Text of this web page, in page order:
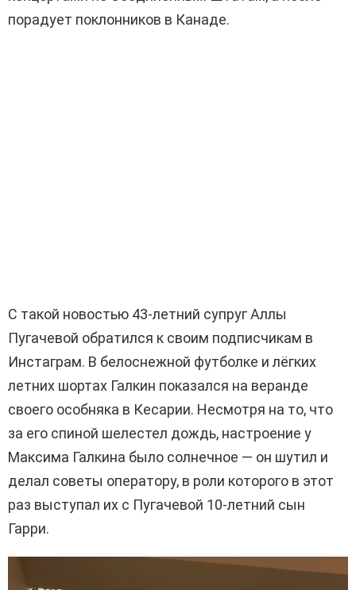
порадует поклонников в Канаде.
С такой новостью 43-летний супруг Аллы
Пугачевой обратился к своим подписчикам в
Инстаграм. В белоснежной футболке и лёгких
летних шортах Галкин показался на веранде
своего особняка в Кесарии. Несмотря на то, что
за его спиной шелестел дождь, настроение у
Максима Галкина было солнечное — он шутил и
делал советы оператору, в роли которого в этот
раз выступал их с Пугачевой 10-летний сын
Гарри.